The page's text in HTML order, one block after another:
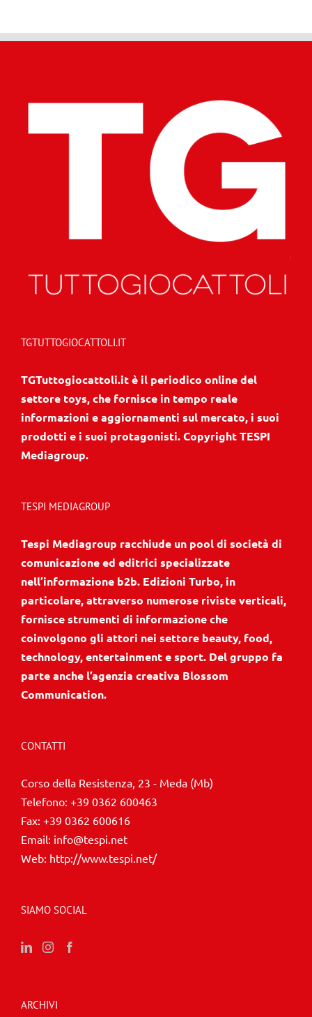
TGTUTTOGIOCATTOLI.IT
TGTuttogiocattoli.it è il periodico online del
settore toys, che fornisce in tempo reale
informazioni e aggiornamenti sul mercato, i suoi
prodotti e i suoi protagonisti. Copyright TESPI
Mediagroup.
TESPI MEDIAGROUP
Tespi Mediagroup racchiude un pool di società di
comunicazione ed editrici specializzate
nell’informazione b2b. Edizioni Turbo, in
particolare, attraverso numerose riviste verticali,
fornisce strumenti di informazione che
coinvolgono gli attori nei settore beauty, food,
technology, entertainment e sport. Del gruppo fa
parte anche l’agenzia creativa Blossom
Communication.
CONTATTI
Corso della Resistenza, 23 - Meda (Mb)
Telefono: +39 0362 600463
Fax: +39 0362 600616
Email: info@tespi.net
Web: http://www.tespi.net/
SIAMO SOCIAL
ARCHIVI